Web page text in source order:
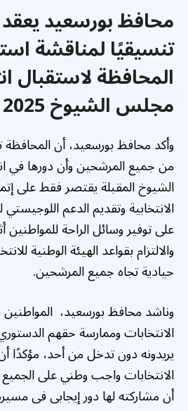
محافظ بورسعيد يعقد
تنسيقيًا لمناقشة
المحافظة لاستقبال
مجلس الشيوخ 2025
وأكد محافظ بورسعيد، أن
من جميع المرشحين وأن دورها في
الشيوخ المقبلة يقتصر فقط على
الانتخابية وتقديم الدعم
على توفير وسائل الراحة للمواطنين
والالتزام بقواعد الهيئة الوطنية
حيادية تجاه جميع المرشحين.
وناشد محافظ بورسعيد، المواطنين
الانتخابات وممارسة حقهم
يريدونه دون تدخل من أحد، مؤكدًا
الانتخابات واجب وطني على
أن مشاركته لها دور إيجابى فى